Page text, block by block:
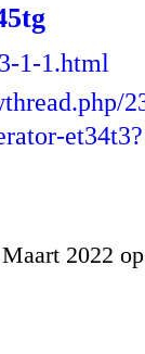
1-1.html
et34t3?
2022